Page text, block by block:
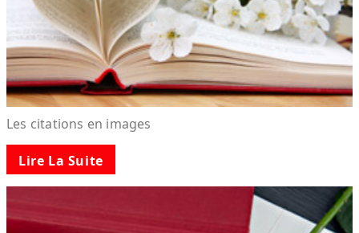
Les citations en images
Lire La Suite